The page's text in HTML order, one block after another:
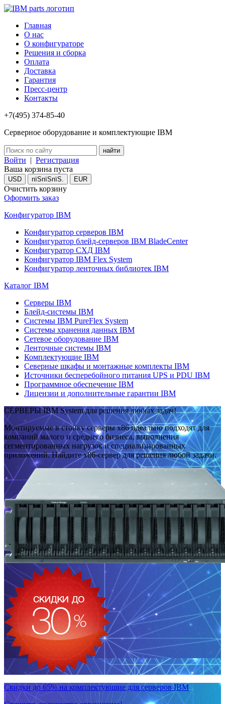
Главная
О нас
О конфигураторе
Решения и сборка
Оплата
Доставка
Гарантия
Пресс-центр
Контакты
+7(495) 374-85-40
Серверное оборудование и комплектующие IBM
Войти | Регистрация
Ваша корзина пуста
USD пїЅпїЅпїЅ. EUR
Очистить корзину
Оформить заказ
Конфигуратор IBM
Конфигуратор серверов IBM
Конфигуратор блейд-серверов IBM BladeCenter
Конфигуратор СХД IBM
Конфигуратор IBM Flex System
Конфигуратор ленточных библиотек IBM
Каталог IBM
Серверы IBM
Блейд-системы IBM
Системы IBM PureFlex System
Системы хранения данных IBM
Сетевое оборудование IBM
Ленточные системы IBM
Комплектующие IBM
Северные шкафы и монтажные комплекты IBM
Источники бесперебойного питания UPS и PDU IBM
Программное обеспечение IBM
Лицензии и дополнительные гарантии IBM
СЕРВЕРЫ IBM System для решения любых задач!
Монтируемые в стойку серверы x86 идеально подходят для
компаний малого и среднего бизнеса, выполнения
сегментированных нагрузок и специализированных
приложений. Найдите x86-сервер для решения любой задачи.
Скидки до 65% на комплектующие для серверов IBM